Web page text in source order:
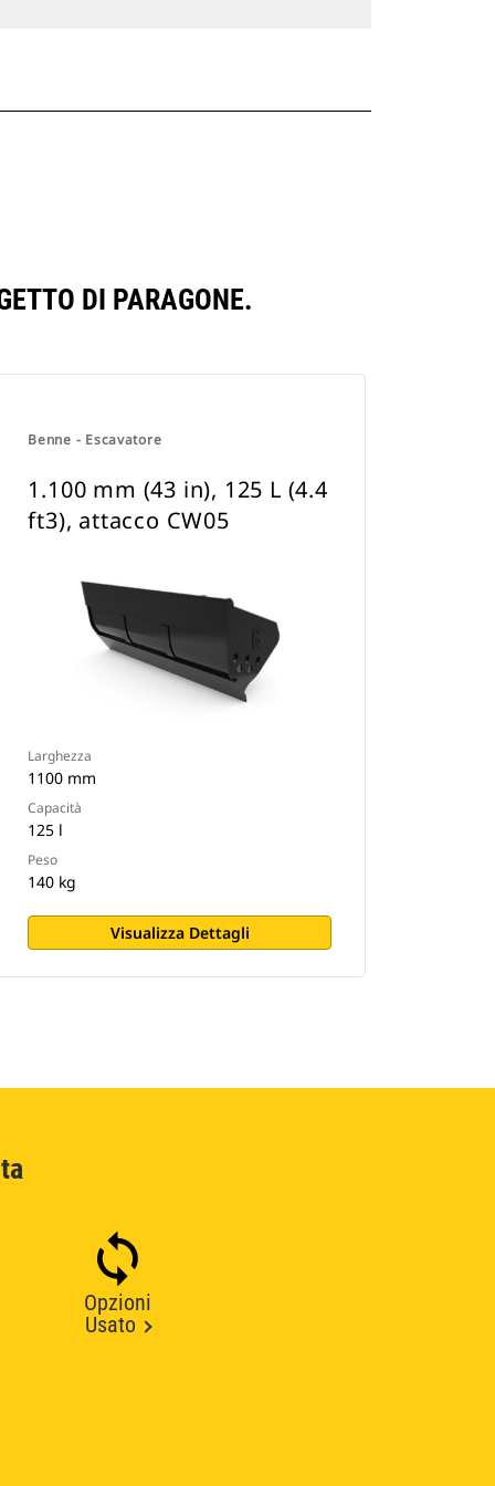
DI PARAGONE.
Benne - Escavatore
1.100 mm (43 in), 125 L (4.4
ft3), attacco CW05
Larghezza
1100 mm
Capacità
125 l
Peso
140 kg
Visualizza Dettagli
Opzioni
Usato